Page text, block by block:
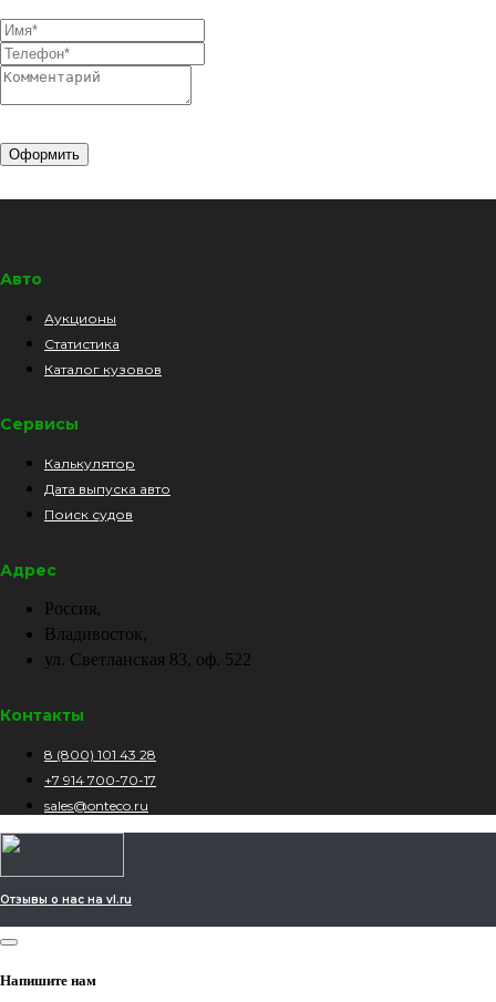
Оформить
Авто
Аукционы
Статистика
Каталог кузовов
Сервисы
Калькулятор
Дата выпуска авто
Поиск судов
Адрес
Россия,
Владивосток,
ул. Светланская 83, оф. 522
Контакты
8 (800) 101 43 28
+7 914 700-70-17
sales@onteco.ru
Отзывы о нас на vl.ru
Напишите нам